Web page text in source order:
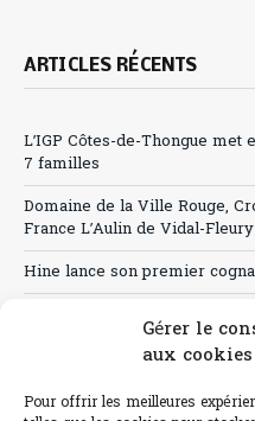
Gérer le
aux cookies
Pour offrir les meilleures
ARTICLES RÉCENTS
L’IGP Côtes-de-Thongue
7 familles
Domaine de la Ville Rouge,
France L’Aulin de Vidal-
Hine lance son premier
Sélection de rosés 2026